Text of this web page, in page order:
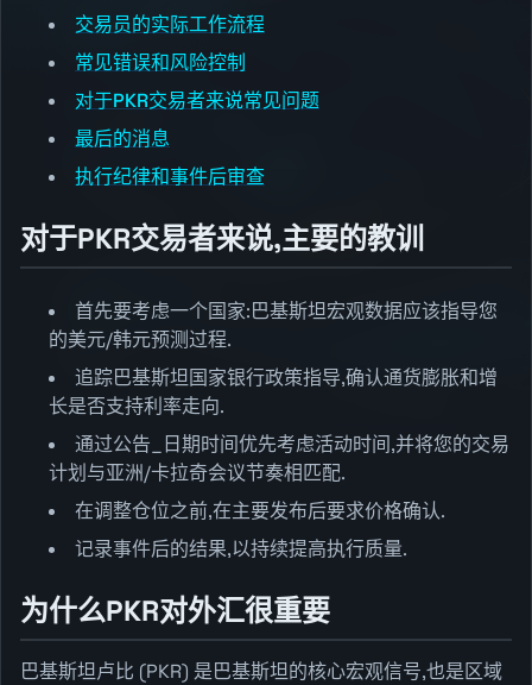
交易员的实际工作流程
常见错误和风险控制
对于PKR交易者来说常见问题
最后的消息
执行纪律和事件后审查
对于PKR交易者来说,主要的教训
首先要考虑一个国家:巴基斯坦宏观数据应该指导您
的美元/韩元预测过程.
追踪巴基斯坦国家银行政策指导,确认通货膨胀和增
长是否支持利率走向.
通过公告_日期时间优先考虑活动时间,并将您的交易
计划与亚洲/卡拉奇会议节奏相匹配.
在调整仓位之前,在主要发布后要求价格确认.
记录事件后的结果,以持续提高执行质量.
为什么PKR对外汇很重要
巴基斯坦卢比 (PKR) 是巴基斯坦的核心宏观信号,也是区域